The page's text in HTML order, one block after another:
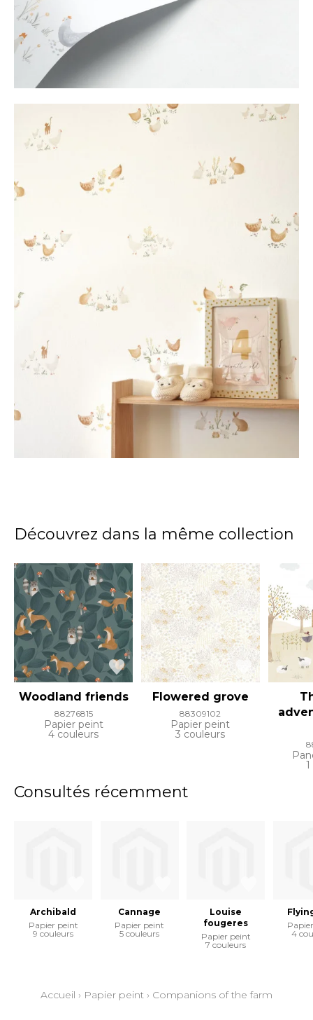
Découvrez dans la même collection
Woodland friends
88276815
Papier peint
4 couleurs
Flowered grove
88309102
Papier peint
3 couleurs
Consultés récemment
Archibald
Papier peint
9 couleurs
Cannage
Papier peint
5 couleurs
Louise
fougeres
Papier peint
7 couleurs
4
Accueil › Papier peint › Companions of the farm